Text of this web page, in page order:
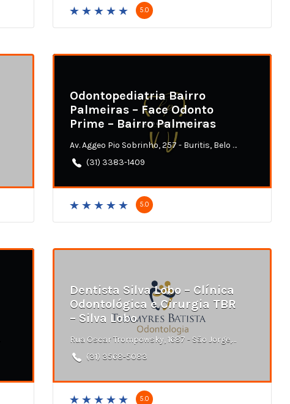
5.0
Odontopediatria Bairro
Palmeiras – Face Odonto
Prime – Bairro Palmeiras
Av. Aggeo Pio Sobrinho, 257 - Buritis, Belo Horizonte - MG
(31) 3383-1409
5.0
Dentista Silva Lobo – Clínica
Odontológica e Cirurgia TBR
– Silva Lobo
Rua Oscar Trompowsky, 1687 - São Jorge, Belo Horizonte - MG
(31) 3568-5083
5.0